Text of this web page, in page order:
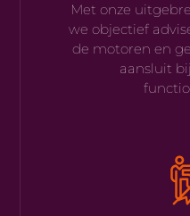
Met onze
we objectief
de motoren en
aansluit